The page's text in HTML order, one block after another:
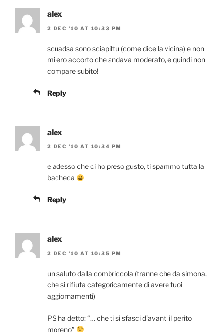
alex
2 DEC ’10 AT 10:33 PM
scuadsa sono sciapittu (come dice la vicina) e non
mi ero accorto che andava moderato, e quindi non
compare subito!
Reply
alex
2 DEC ’10 AT 10:34 PM
e adesso che ci ho preso gusto, ti spammo tutta la
bacheca
Reply
alex
2 DEC ’10 AT 10:35 PM
un saluto dalla combriccola (tranne che da simona,
che si rifiuta categoricamente di avere tuoi
aggiornamenti)
PS ha detto: “… che ti si sfasci d’avanti il perito
moreno”